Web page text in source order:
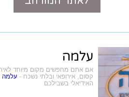
לאירוע ברית או בריתה בעל אופי
נשכח -עלמה
ביסטרו אירועים הוא המקום